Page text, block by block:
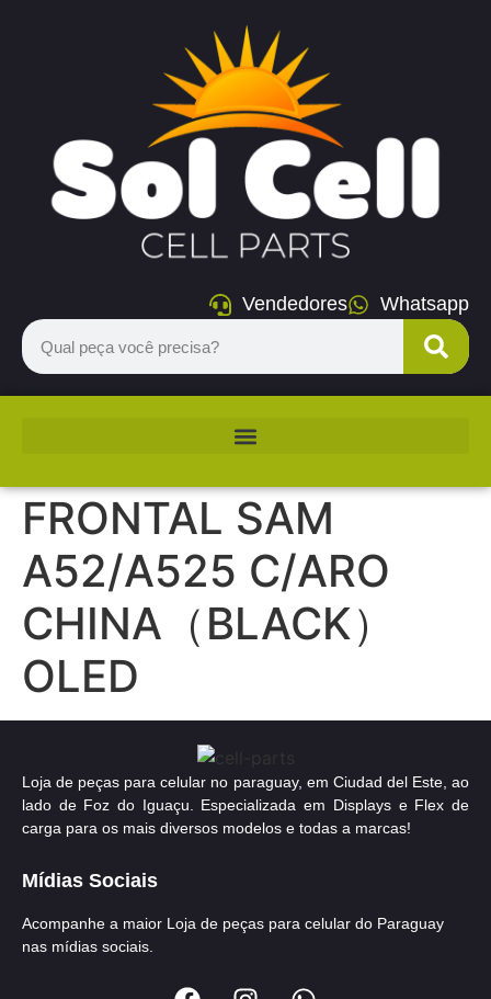
Vendedores Whatsapp
FRONTAL SAM
A52/A525 C/ARO
CHINA（BLACK）
OLED
Loja de peças para celular no paraguay, em Ciudad del Este, ao
lado de Foz do Iguaçu. Especializada em Displays e Flex de
carga para os mais diversos modelos e todas a marcas!
Mídias Sociais
Acompanhe a maior Loja de peças para celular do Paraguay
nas mídias sociais.